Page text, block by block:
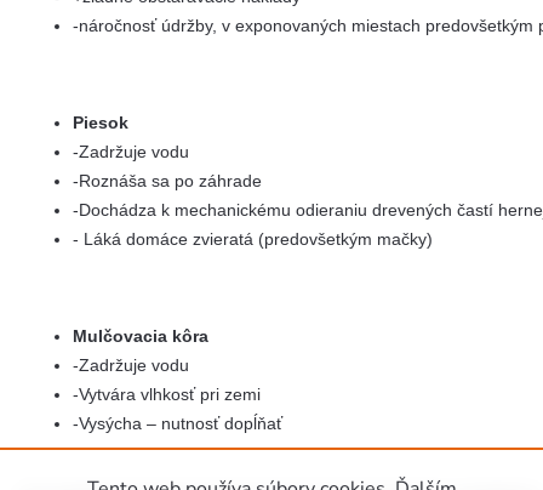
-náročnosť údržby, v exponovaných miestach
Piesok
-Zadržuje vodu
-Roznáša sa po záhrade
-Dochádza k mechanickému odieraniu drevených častí
- Láká domáce zvieratá (predovšetkým mačky)
Mulčovacia kôra
-Zadržuje vodu
-Vytvára vlhkosť pri zemi
-Vysýcha – nutnosť dopĺňať